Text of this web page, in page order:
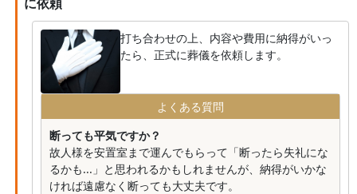
打ち合わせの上、内容や費用に納得がいっ
たら、正式に葬儀を依頼します。
よくある質問
断っても平気ですか？
故人様を安置室まで運んでもらって「断ったら失礼にな
るかも...」と思われるかもしれませんが、納得がいかな
ければ遠慮なく断っても大丈夫です。